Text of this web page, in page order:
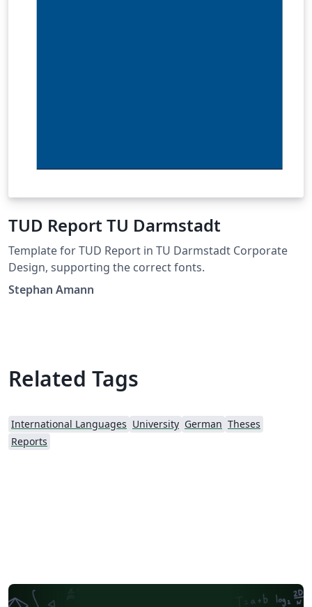
TUD Report TU Darmstadt
Template for TUD Report in TU Darmstadt Corporate
Design, supporting the correct fonts.
Stephan Amann
Related Tags
International Languages University German Theses
Reports